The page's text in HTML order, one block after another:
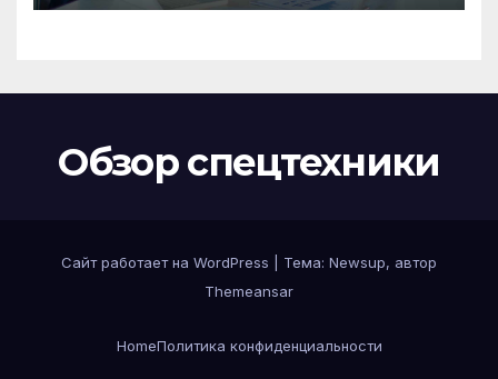
Обзор спецтехники
Сайт работает на WordPress
Тема: Newsup, автор
Themeansar
HomeПолитика конфиденциальности